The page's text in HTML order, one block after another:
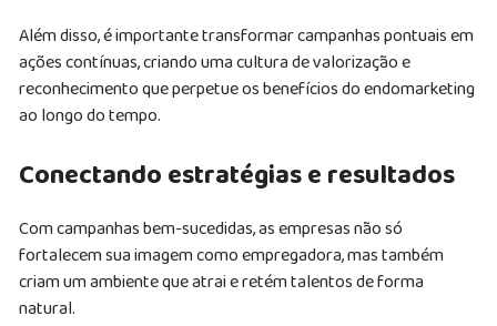
Além disso, é importante transformar campanhas pontuais em
ações contínuas, criando uma cultura de valorização e
reconhecimento que perpetue os benefícios do endomarketing
ao longo do tempo.
Conectando estratégias e resultados
Com campanhas bem-sucedidas, as empresas não só
fortalecem sua imagem como empregadora, mas também
criam um ambiente que atrai e retém talentos de forma
natural.